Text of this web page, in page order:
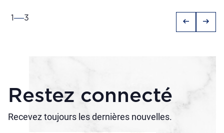
1 3 arrow_left_alt arrow_right_alt
Restez connecté
Recevez toujours les dernières nouvelles.